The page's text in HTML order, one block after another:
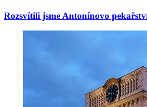
Rozsvítili jsme Antonínovo